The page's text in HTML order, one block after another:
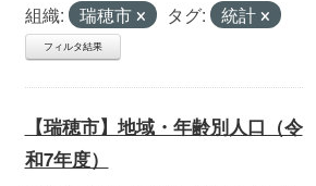
組織: 瑞穂市 タグ: 統計
フィルタ結果
【瑞穂市】地域・年齢別人口（令
和7年度）